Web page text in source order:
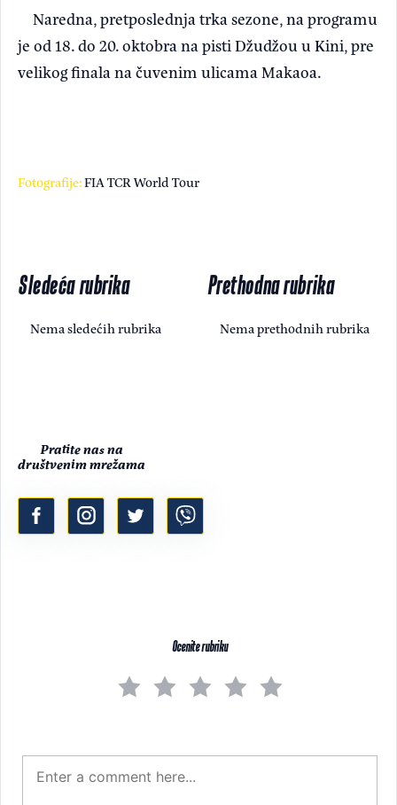
Naredna, pretposlednja trka sezone, na programu
je od 18. do 20. oktobra na pisti Džudžou u Kini, pre
velikog finala na čuvenim ulicama Makaoa.
Fotografije:FIA TCR World Tour
Sledeća rubrika
Nema sledećih rubrika
Prethodna rubrika
Nema prethodnih rubrika
Pratite nas na
društvenim mrežama
Ocenite rubriku